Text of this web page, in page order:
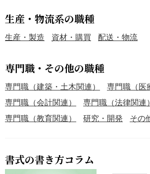
生産・物流系の職種
生産・製造 資材・購買 配送・物流
専門職・その他の職種
専門職（建築・土木関連）
専門職（医
専門職（会計関連）
専門職（法律関連）
専門職（教育関連）
研究・開発 その
書式の書き方コラム